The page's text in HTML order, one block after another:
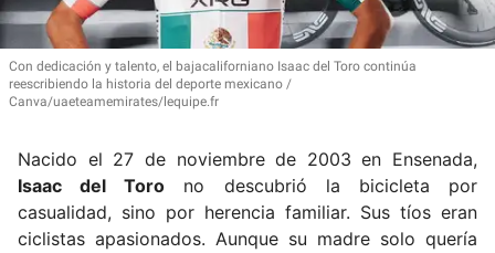
Con dedicación y talento, el bajacaliforniano Isaac del Toro continúa
reescribiendo la historia del deporte mexicano
Canva/uaeteamemirates/lequipe.fr
Nacido el 27 de noviembre de 2003 en Ensenada,
Isaac del Toro no descubrió la bicicleta por
casualidad, sino por herencia familiar. Sus tíos eran
ciclistas apasionados. Aunque su madre solo quería